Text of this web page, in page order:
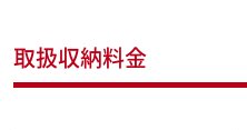
取扱収納料金